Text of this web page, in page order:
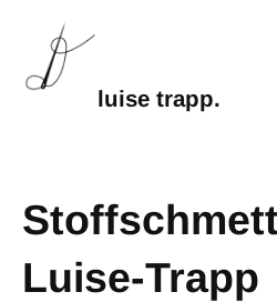
luise trapp.
Luise-Trapp